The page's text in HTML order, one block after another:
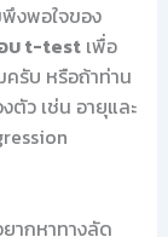
งพอใจของ
บ t-testเพื่อ
ครับ หรือถ้าท่าน
ตัว เช่น อายุและ
ากหาทางลัด